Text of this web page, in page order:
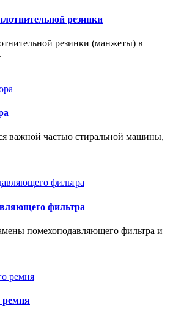
резинки
резинки (манжеты) в
важной частью стиральной машины,
фильтра
помехоподавляющего фильтра и
ремня